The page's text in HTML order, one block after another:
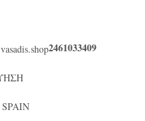
2461033409